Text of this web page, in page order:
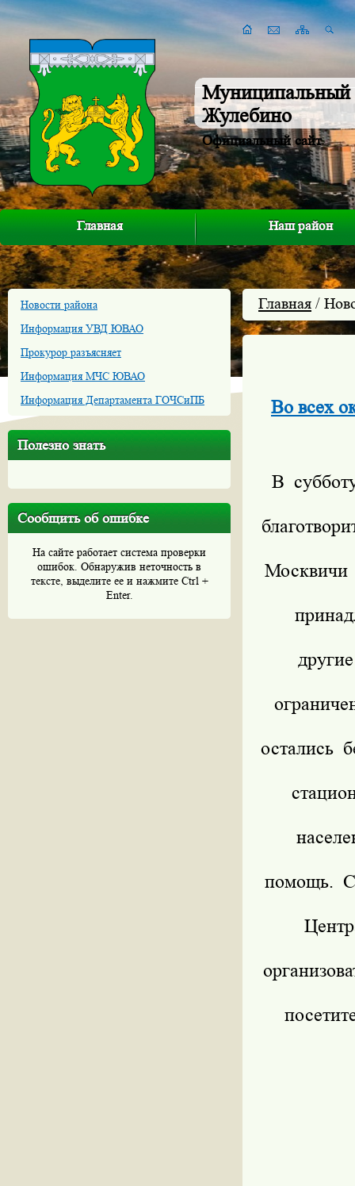
Муниципальный
Жулебино
Официальный сайт
Главная Наш район
Новости района
Информация УВД ЮВАО
Прокурор разъясняет
Информация МЧС ЮВАО
Информация Департамента ГОЧСиПБ
Полезно знать
Сообщить об ошибке
На сайте работает система проверки
ошибок. Обнаружив неточность в
тексте, выделите ее и нажмите Ctrl +
Enter.
Главная /
Во всех
В
остались
помощь.